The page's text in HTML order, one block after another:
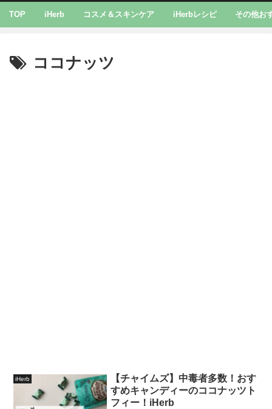
TOP iHerb コスメ＆スキンケア iHerbレシピ その他お
ココナッツ
iHerb
【チャイムズ】中毒者多数！おす
すめキャンディーのココナッツト
フィー！iHerb